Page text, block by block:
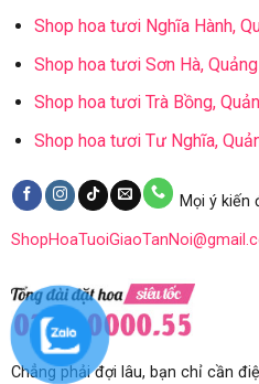
Shop hoa tươi Nghĩa Hành,
Shop hoa tươi Sơn Hà,
Shop hoa tươi Trà Bồng,
Shop hoa tươi Tư Nghĩa,
Mọi ý kiến
Chẳng phải đợi lâu, bạn chỉ cần